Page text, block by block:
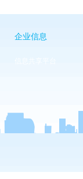
企业信息